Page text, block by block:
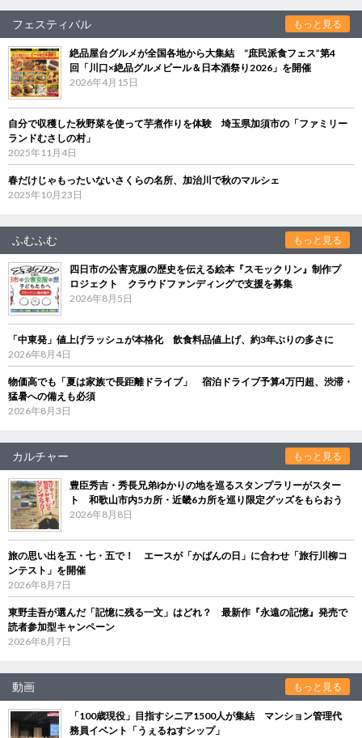
フェスティバル もっと見る
絶品屋台グルメが全国各地から大集結 “庶民派食フェス”第4
回「川口×絶品グルメビール＆日本酒祭り2026」を開催
2026年4月15日
自分で収穫した秋野菜を使って芋煮作りを体験 埼玉県加須市の「ファミリー
ランドむさしの村」
2025年11月4日
春だけじゃもったいないさくらの名所、加治川で秋のマルシェ
2025年10月23日
ふむふむ もっと見る
四日市の公害克服の歴史を伝える絵本『スモックリン』制作プ
ロジェクト クラウドファンディングで支援を募集
2026年8月5日
「中東発」値上げラッシュが本格化 飲食料品値上げ、約3年ぶりの多さに
2026年8月4日
物価高でも「夏は家族で長距離ドライブ」 宿泊ドライブ予算4万円超、渋滞・
猛暑への備えも必須
2026年8月3日
カルチャー もっと見る
豊臣秀吉・秀長兄弟ゆかりの地を巡るスタンプラリーがスター
ト 和歌山市内5カ所・近畿6カ所を巡り限定グッズをもらおう
2026年8月8日
旅の思い出を五・七・五で！ エースが「かばんの日」に合わせ「旅行川柳コ
ンテスト」を開催
2026年8月7日
東野圭吾が選んだ「記憶に残る一文」はどれ？ 最新作『永遠の記憶』発売で
読者参加型キャンペーン
2026年8月7日
動画 もっと見る
「100歳現役」目指すシニア1500人が集結 マンション管理代
務員イベント「うぇるねすシップ」